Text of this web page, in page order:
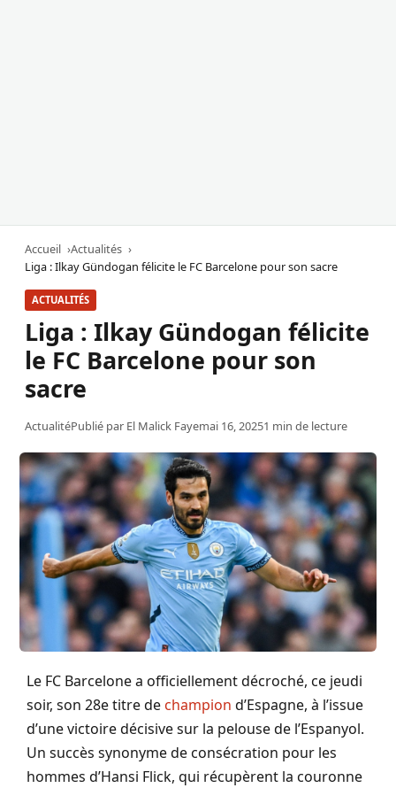
Accueil
Actualités
Liga : Ilkay Gündogan félicite le FC Barcelone pour son sacre
ACTUALITÉS
Liga : Ilkay Gündogan félicite
le FC Barcelone pour son
sacre
ActualitéPublié par El Malick Fayemai 16, 20251 min de lecture
Le FC Barcelone a officiellement décroché, ce jeudi
soir, son 28e titre dechampion d’Espagne, à l’issue
d’une victoire décisive sur la pelouse de l’Espanyol.
Un succès synonyme de consécration pour les
hommes d’Hansi Flick, qui récupèrent la couronne